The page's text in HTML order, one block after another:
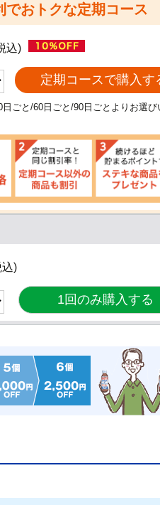
でおトクな定期コース
込)
定期コースで購入す
日ごと/60日ごと/90日ごとよりお選び
込)